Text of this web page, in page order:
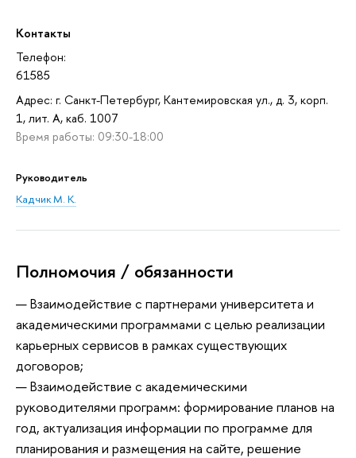
Контакты
Телефон:
61585
Адрес: г. Санкт-Петербург, Кантемировская ул., д. 3, корп.
1, лит. А, каб. 1007
Время работы: 09:30-18:00
Руководитель
Кадчик М. К.
Полномочия / обязанности
— Взаимодействие с партнерами университета и
академическими программами с целью реализации
карьерных сервисов в рамках существующих
договоров;
— Взаимодействие с академическими
руководителями программ: формирование планов на
год, актуализация информации по программе для
планирования и размещения на сайте, решение